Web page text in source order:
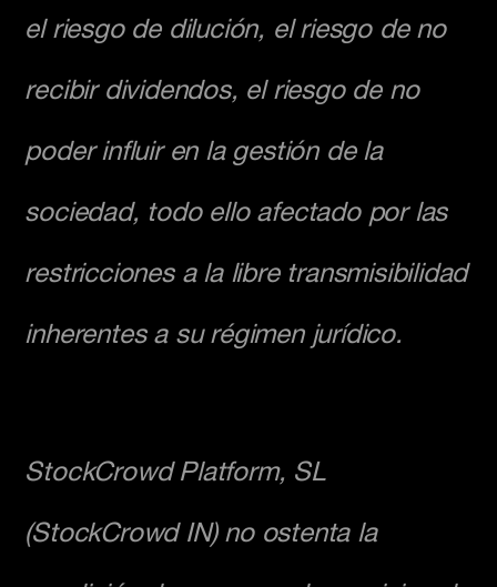
el riesgo de dilución, el riesgo de no
recibir dividendos, el riesgo de no
poder influir en la gestión de la
sociedad, todo ello afectado por las
restricciones a la libre transmisibilidad
inherentes a su régimen jurídico.
StockCrowd Platform, SL
(StockCrowd IN) no ostenta la